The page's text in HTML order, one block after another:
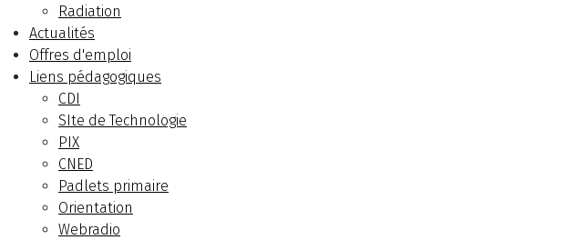
Radiation
Actualités
Offres d'emploi
Liens pédagogiques
CDI
SIte de Technologie
PIX
CNED
Padlets primaire
Orientation
Webradio